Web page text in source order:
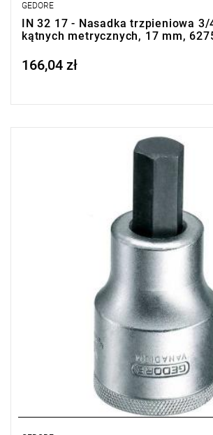
GEDORE
IN 32 17 - Nasadka trzpieniowa 3/
kątnych metrycznych, 17 mm,
Price tax included
166,04 zł